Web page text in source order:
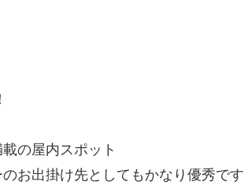
の屋内スポット
お出掛け先としてもかなり優秀です